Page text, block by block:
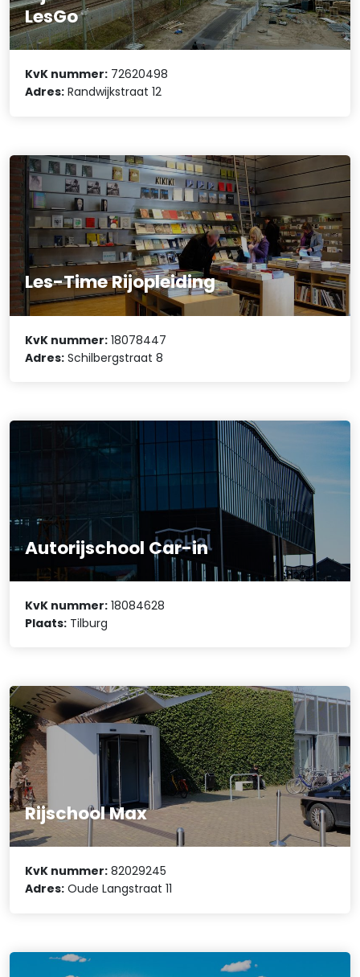
LesGo
KvK nummer: 72620498
Adres: Randwijkstraat 12
Les-Time Rijopleiding
KvK nummer: 18078447
Adres: Schilbergstraat 8
Autorijschool Car-in
KvK nummer: 18084628
Plaats: Tilburg
Rijschool Max
KvK nummer: 82029245
Adres: Oude Langstraat 11